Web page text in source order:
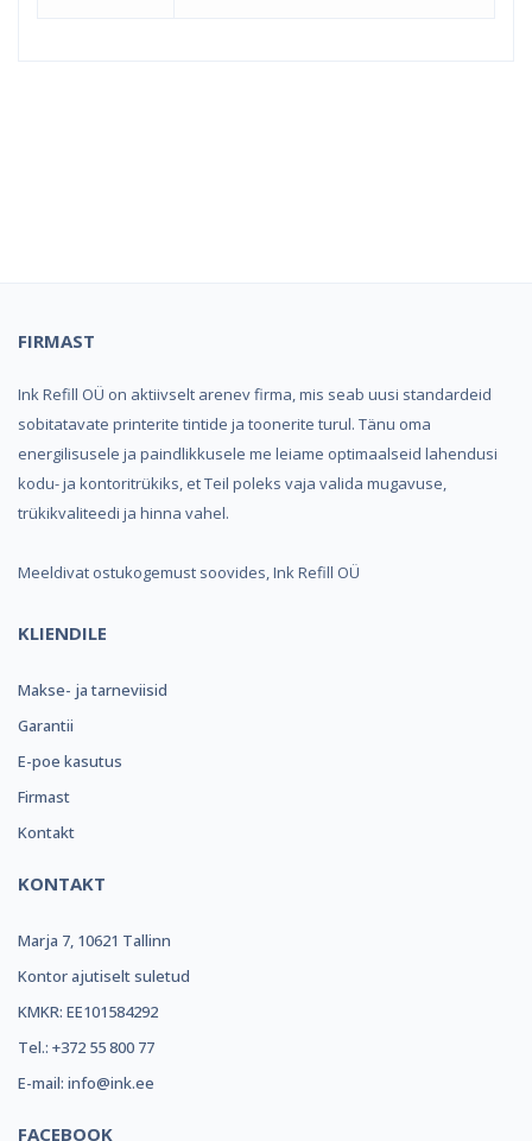
FIRMAST
Ink Refill OÜ on aktiivselt arenev firma, mis seab uusi standardeid
sobitatavate printerite tintide ja toonerite turul. Tänu oma
energilisusele ja paindlikkusele me leiame optimaalseid lahendusi
kodu- ja kontoritrükiks, et Teil poleks vaja valida mugavuse,
trükikvaliteedi ja hinna vahel.
Meeldivat ostukogemust soovides, Ink Refill OÜ
KLIENDILE
Makse- ja tarneviisid
Garantii
E-poe kasutus
Firmast
Kontakt
KONTAKT
Marja 7, 10621 Tallinn
Kontor ajutiselt suletud
KMKR: EE101584292
Tel.: +372 55 800 77
E-mail: info@ink.ee
FACEBOOK